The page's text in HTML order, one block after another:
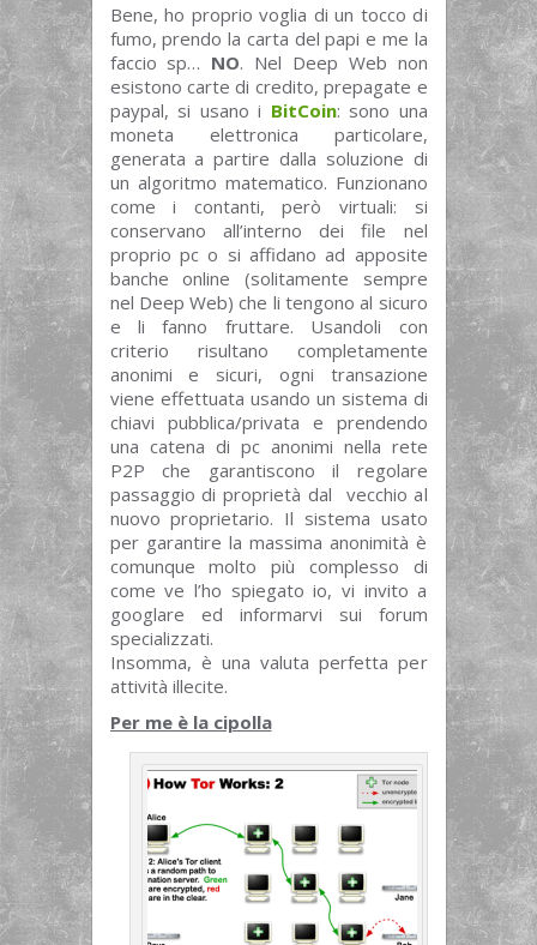
Bene, ho proprio voglia di un tocco di
fumo, prendo la carta del papi e me la
faccio sp… NO. Nel Deep Web non
esistono carte di credito, prepagate e
paypal, si usano i BitCoin: sono una
moneta elettronica particolare,
generata a partire dalla soluzione di
un algoritmo matematico. Funzionano
come i contanti, però virtuali: si
conservano all’interno dei file nel
proprio pc o si affidano ad apposite
banche online (solitamente sempre
nel Deep Web) che li tengono al sicuro
e li fanno fruttare. Usandoli con
criterio risultano completamente
anonimi e sicuri, ogni transazione
viene effettuata usando un sistema di
chiavi pubblica/privata e prendendo
una catena di pc anonimi nella rete
P2P che garantiscono il regolare
passaggio di proprietà dal vecchio al
nuovo proprietario. Il sistema usato
per garantire la massima anonimità è
comunque molto più complesso di
come ve l’ho spiegato io, vi invito a
googlare ed informarvi sui forum
specializzati.
Insomma, è una valuta perfetta per
attività illecite.
Per me è la cipolla